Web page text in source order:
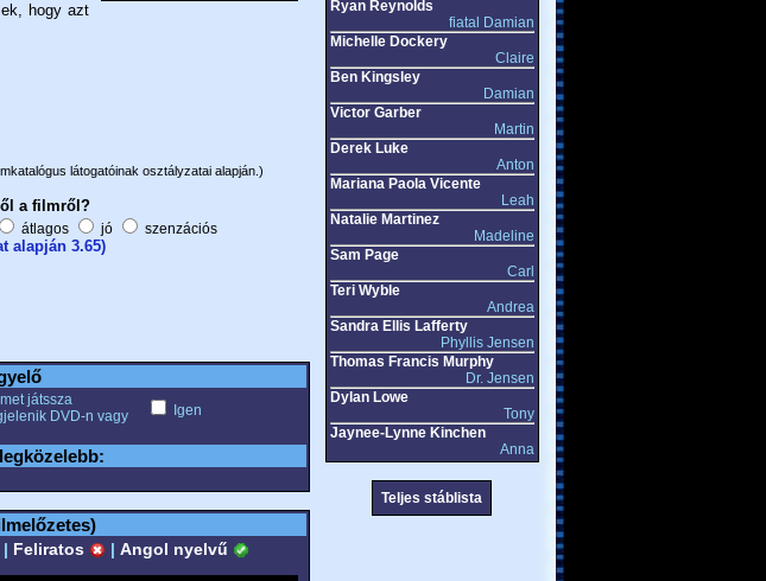
hogy azt
látogatóinak osztályzatai alapján.)
a filmről?
átlagos jó szenzációs
alapján 3.65)
játssza
DVD-n vagy
Igen
| Feliratos | Angol nyelvű
Ryan Reynolds
fiatal Damian
Michelle Dockery
Claire
Ben Kingsley
Damian
Victor Garber
Martin
Derek Luke
Anton
Mariana Paola Vicente
Leah
Natalie Martinez
Madeline
Sam Page
Carl
Teri Wyble
Andrea
Sandra Ellis Lafferty
Phyllis Jensen
Thomas Francis Murphy
Dr. Jensen
Dylan Lowe
Tony
Jaynee-Lynne Kinchen
Anna
Teljes stáblista